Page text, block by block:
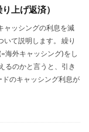
上げ返済）
ャッシングの利息を減
て説明します。 繰り
海外キャッシング)をし
るのかと言うと、引き
のキャッシング利息が